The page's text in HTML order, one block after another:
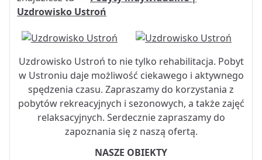
Uzdrowisko Ustroń
Uzdrowisko Ustroń to nie tylko rehabilitacja. Pobyt
w Ustroniu daje możliwość ciekawego i aktywnego
spędzenia czasu. Zapraszamy do korzystania z
pobytów rekreacyjnych i sezonowych, a także zajęć
relaksacyjnych. Serdecznie zapraszamy do
zapoznania się z naszą ofertą.
NASZE OBIEKTY